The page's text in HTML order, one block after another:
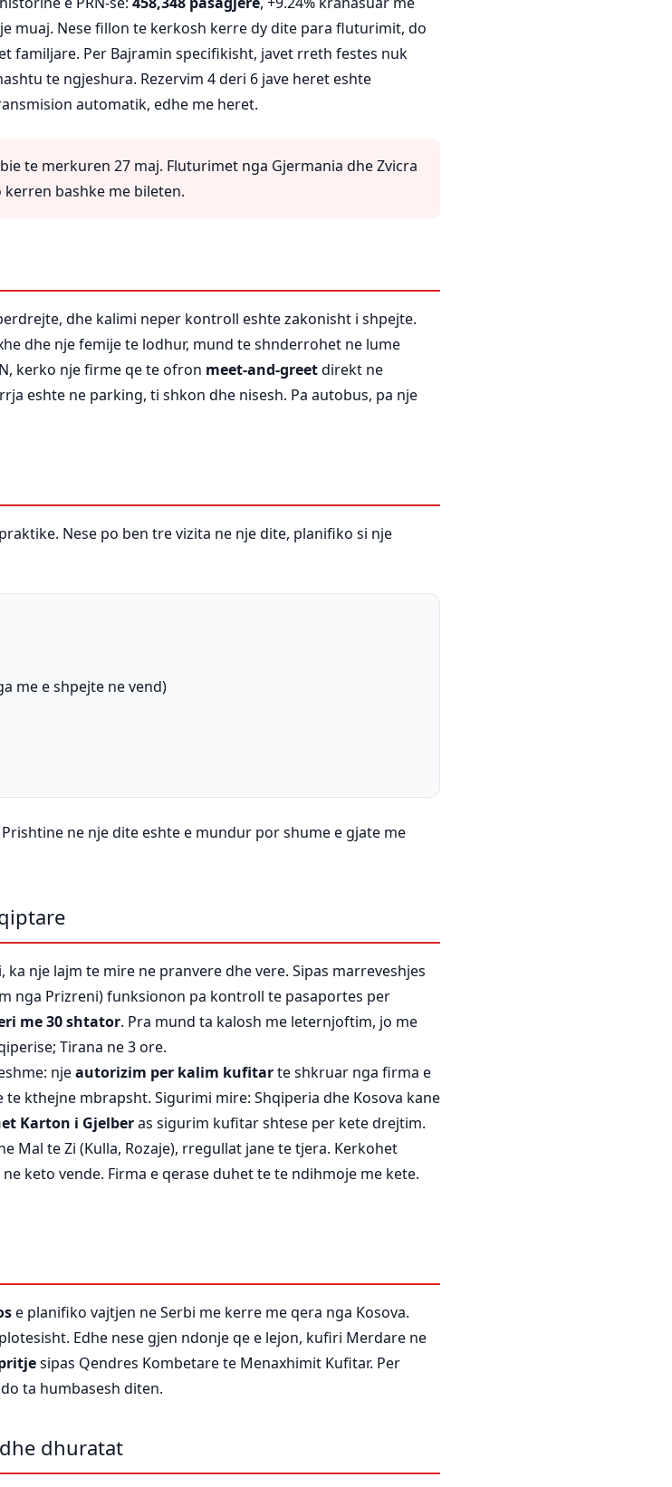
muaj. Nese fillon te kerkosh kerre dy dite para fluturimit, do
familjare. Per Bajramin specifikisht, javet rreth festes nuk
te ngjeshura. Rezervim 4 deri 6 jave heret eshte
automatik, edhe me heret.
te merkuren 27 maj. Fluturimet nga Gjermania dhe Zvicra
kerren bashke me bileten.
dhe kalimi neper kontroll eshte zakonisht i shpejte.
dhe nje femije te lodhur, mund te shnderrohet ne lume
kerko nje firme qe te ofron meet-and-greetdirekt ne
eshte ne parking, ti shkon dhe nisesh. Pa autobus, pa nje
Nese po ben tre vizita ne nje dite, planifiko si nje
me e shpejte ne vend)
ne nje dite eshte e mundur por shume e gjate me
nje lajm te mire ne pranvere dhe vere. Sipas marreveshjes
nga Prizreni) funksionon pa kontroll te pasaportes per
me 30 shtator. Pra mund ta kalosh me leternjoftim, jo me
Tirana ne 3 ore.
njeautorizim per kalim kufitarte shkruar nga firma e
kthejne mbrapsht. Sigurimi mire: Shqiperia dhe Kosova kane
Karton i Gjelberas sigurim kufitar shtese per kete drejtim.
Mal te Zi (Kulla, Rozaje), rregullat jane te tjera. Kerkohet
keto vende. Firma e qerase duhet te te ndihmoje me kete.
e planifiko vajtjen ne Serbi me kerre me qera nga Kosova.
Edhe nese gjen ndonje qe e lejon, kufiri Merdare ne
sipas Qendres Kombetare te Menaxhimit Kufitar. Per
ta humbasesh diten.
dhuratat